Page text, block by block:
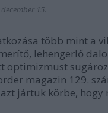
15.
több mint a
lehengerlő
optimizmust
magazin 129.
jártuk körbe, hogy